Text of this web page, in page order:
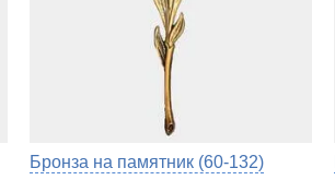
Бронза на памятник (60-132)